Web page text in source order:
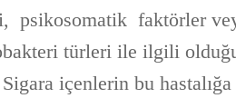
psikosomatik faktörler
türleri ile ilgili
Sigara içenlerin bu